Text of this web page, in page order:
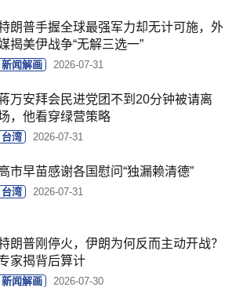
朗普手握全球最强军力却无计可施，外
揭美伊战争“无解三选一”
新闻解画 2026-07-31
万安拜会民进党团不到20分钟被请离
，他看穿绿营策略
台湾 2026-07-31
市早苗感谢各国慰问“独漏赖清德”
台湾 2026-07-31
朗普刚停火，伊朗为何反而主动开战？
家揭背后算计
新闻解画 2026-07-30